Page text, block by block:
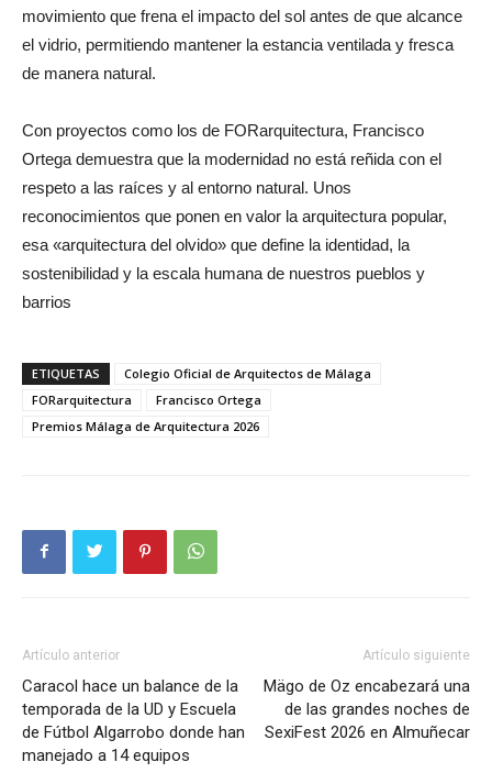
movimiento que frena el impacto del sol antes de que alcance
el vidrio, permitiendo mantener la estancia ventilada y fresca
de manera natural.
Con proyectos como los de FORarquitectura, Francisco
Ortega demuestra que la modernidad no está reñida con el
respeto a las raíces y al entorno natural. Unos
reconocimientos que ponen en valor la arquitectura popular,
esa «arquitectura del olvido» que define la identidad, la
sostenibilidad y la escala humana de nuestros pueblos y
barrios
ETIQUETAS
Colegio Oficial de Arquitectos de Málaga
FORarquitectura
Francisco Ortega
Premios Málaga de Arquitectura 2026
Artículo anterior
Caracol hace un balance de la
temporada de la UD y Escuela
de Fútbol Algarrobo donde han
manejado a 14 equipos
Artículo siguiente
Mägo de Oz encabezará una
de las grandes noches de
SexiFest 2026 en Almuñecar